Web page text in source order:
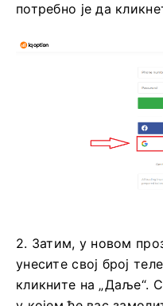
потребно је да
2. Затим, у новом
унесите свој број
кликните на „Даље“.